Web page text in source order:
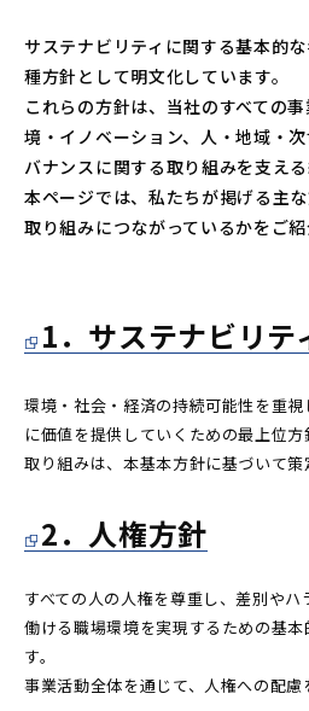
サステナビリティに関する基本的
種方針として明文化しています。
これらの方針は、当社のすべての
境・イノベーション、人・地域・
バナンスに関する取り組みを支える
本ページでは、私たちが掲げる主
取り組みにつながっているかをご紹
1．サステナビリテ
環境・社会・経済の持続可能性を重
に価値を提供していくための最上位
取り組みは、本基本方針に基づいて策
2．人権方針
すべての人の人権を尊重し、差別や
働ける職場環境を実現するための基
す。
事業活動全体を通じて、人権への配慮